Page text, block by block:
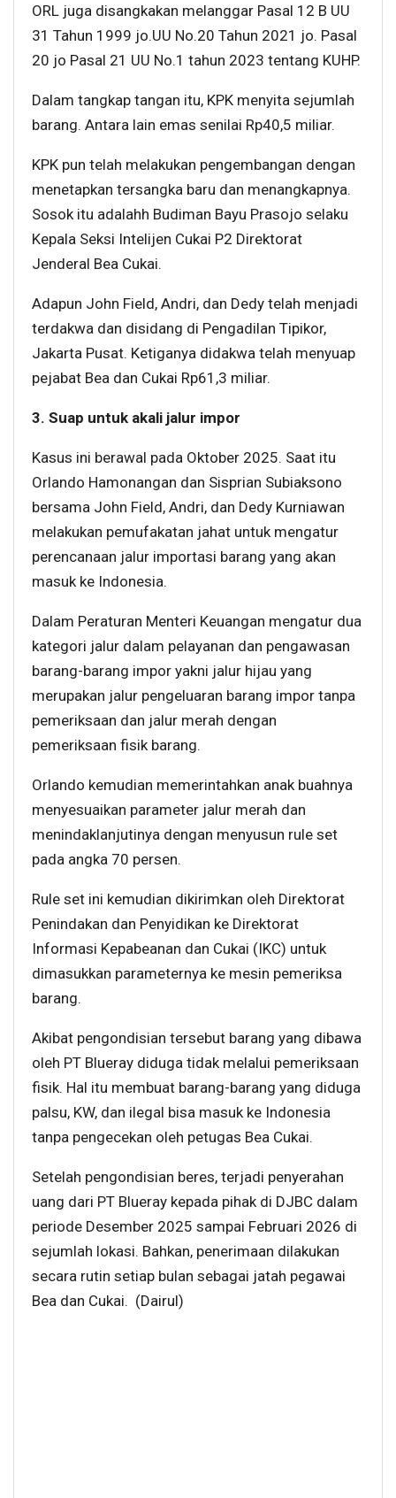
ORL juga disangkakan melanggar Pasal 12 B UU
31 Tahun 1999 jo.UU No.20 Tahun 2021 jo. Pasal
20 jo Pasal 21 UU No.1 tahun 2023 tentang KUHP.
Dalam tangkap tangan itu, KPK menyita sejumlah
barang. Antara lain emas senilai Rp40,5 miliar.
KPK pun telah melakukan pengembangan dengan
menetapkan tersangka baru dan menangkapnya.
Sosok itu adalahh Budiman Bayu Prasojo selaku
Kepala Seksi Intelijen Cukai P2 Direktorat
Jenderal Bea Cukai.
Adapun John Field, Andri, dan Dedy telah menjadi
terdakwa dan disidang di Pengadilan Tipikor,
Jakarta Pusat. Ketiganya didakwa telah menyuap
pejabat Bea dan Cukai Rp61,3 miliar.
3. Suap untuk akali jalur impor
Kasus ini berawal pada Oktober 2025. Saat itu
Orlando Hamonangan dan Sisprian Subiaksono
bersama John Field, Andri, dan Dedy Kurniawan
melakukan pemufakatan jahat untuk mengatur
perencanaan jalur importasi barang yang akan
masuk ke Indonesia.
Dalam Peraturan Menteri Keuangan mengatur dua
kategori jalur dalam pelayanan dan pengawasan
barang-barang impor yakni jalur hijau yang
merupakan jalur pengeluaran barang impor tanpa
pemeriksaan dan jalur merah dengan
pemeriksaan fisik barang.
Orlando kemudian memerintahkan anak buahnya
menyesuaikan parameter jalur merah dan
menindaklanjutinya dengan menyusun rule set
pada angka 70 persen.
Rule set ini kemudian dikirimkan oleh Direktorat
Penindakan dan Penyidikan ke Direktorat
Informasi Kepabeanan dan Cukai (IKC) untuk
dimasukkan parameternya ke mesin pemeriksa
barang.
Akibat pengondisian tersebut barang yang dibawa
oleh PT Blueray diduga tidak melalui pemeriksaan
fisik. Hal itu membuat barang-barang yang diduga
palsu, KW, dan ilegal bisa masuk ke Indonesia
tanpa pengecekan oleh petugas Bea Cukai.
Setelah pengondisian beres, terjadi penyerahan
uang dari PT Blueray kepada pihak di DJBC dalam
periode Desember 2025 sampai Februari 2026 di
sejumlah lokasi. Bahkan, penerimaan dilakukan
secara rutin setiap bulan sebagai jatah pegawai
Bea dan Cukai. (Dairul)